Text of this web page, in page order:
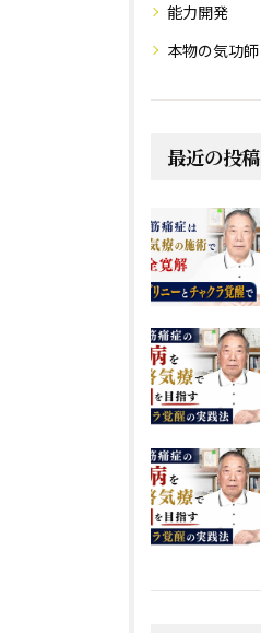
能力開発
本物の気功師
最近の投稿